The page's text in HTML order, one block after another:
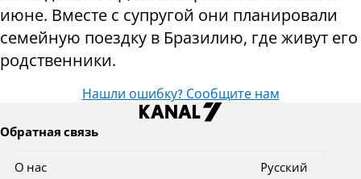
июне. Вместе с супругой они планировали
семейную поездку в Бразилию, где живут его
родственники.
Нашли ошибку? Сообщите нам
Обратная связь
О нас
Pусский